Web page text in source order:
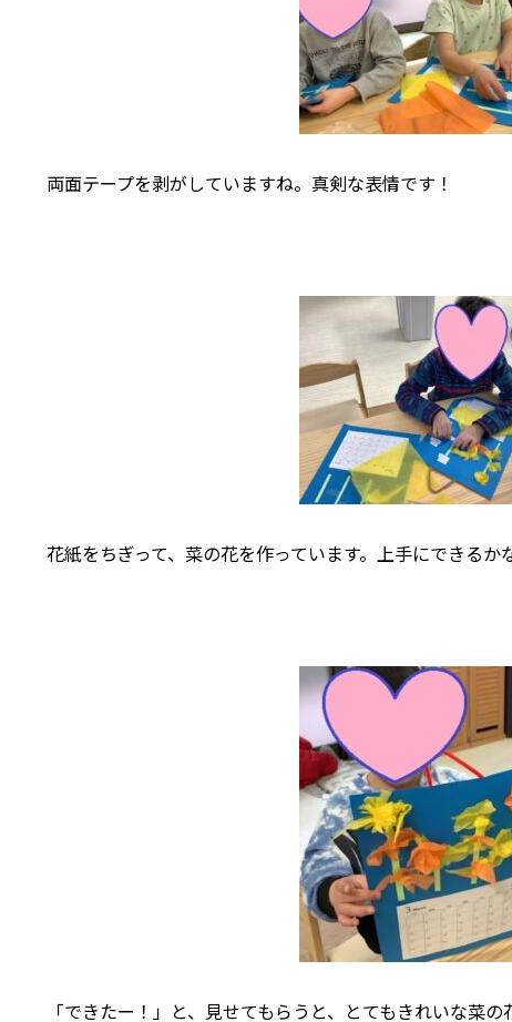
両面テープを剥がしていますね。真剣な表情です！
花紙をちぎって、菜の花を作っています。上手にできるか
「できたー！」と、見せてもらうと、とてもきれいな菜の